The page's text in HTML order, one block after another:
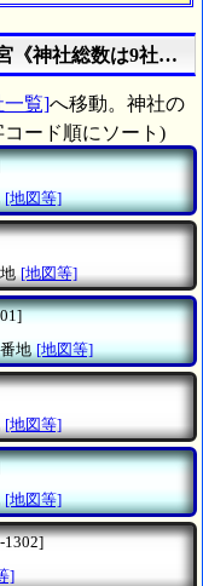
《神社総数は9社》の
一覧]へ移動。神社の
ード順にソート)
[地図等]
[地図等]
地 [地図等]
[地図等]
[地図等]
1302]
]